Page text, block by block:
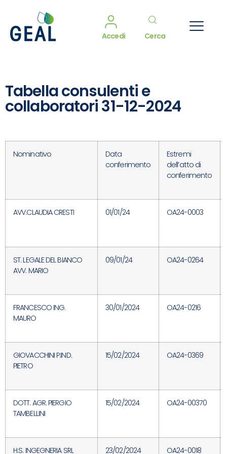
Accedi Cerca
Tabella consulenti e
collaboratori 31-12-2024
Nominativo
Data
conferimento
Estremi
dell’atto di
conferimento
AVV.CLAUDIA CRESTI 01/01/24 OA24-0003
ST. LEGALE DEL BIANCO
AVV. MARIO
09/01/24 OA24-0264
FRANCESCO ING.
MAURO
30/01/2024 OA24-0216
GIOVACCHINI P.IND.
PIETRO
15/02/2024 OA24-0369
DOTT. AGR. PIERGIO
TAMBELLINI
15/02/2024 OA24-00370
H.S. INGEGNERIA SRL 23/02/2024 OA24-0018